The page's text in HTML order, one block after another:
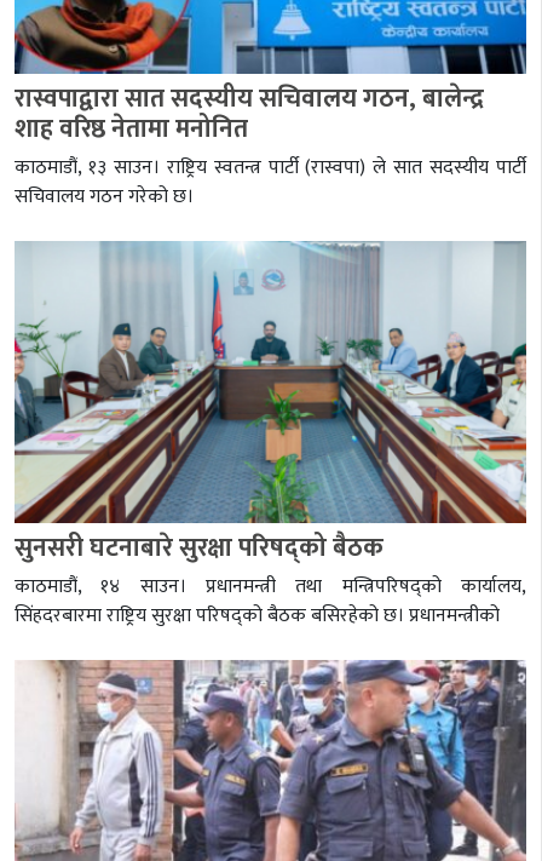
रास्वपाद्वारा सात सदस्यीय सचिवालय गठन, बालेन्द्र
शाह वरिष्ठ नेतामा मनोनित
काठमाडौं, १३ साउन। राष्ट्रिय स्वतन्त्र पार्टी (रास्वपा) ले सात सदस्यीय पार्टी
सचिवालय गठन गरेको छ।
सुनसरी घटनाबारे सुरक्षा परिषद्को बैठक
काठमाडौं, १४ साउन। प्रधानमन्त्री तथा मन्त्रिपरिषद्को कार्यालय,
सिंहदरबारमा राष्ट्रिय सुरक्षा परिषद्को बैठक बसिरहेको छ। प्रधानमन्त्रीको